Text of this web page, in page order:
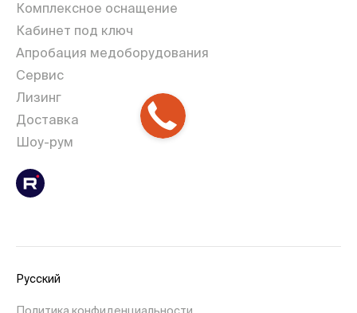
Комплексное оснащение
Кабинет под ключ
Апробация медоборудования
Сервис
Лизинг
Доставка
Шоу-рум
Русский